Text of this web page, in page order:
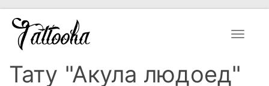
Toggle
Тату "Акула людоед"